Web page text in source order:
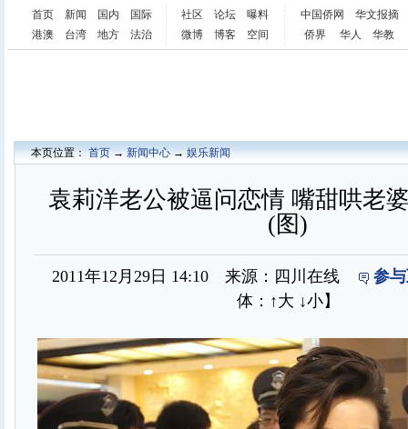
首页 新闻 国内
国际
港澳
台湾 地方 法治
社区 论坛
曝料
微博
博客 空间
中国侨网
华文报摘
侨界
华人 华教
本页位置：首页→新闻中心→娱乐新闻
袁莉洋老公被逼问恋情 嘴甜哄老
(图)
2011年12月29日 14:10 来源：四川在线
参
体： ↑大 ↓小】